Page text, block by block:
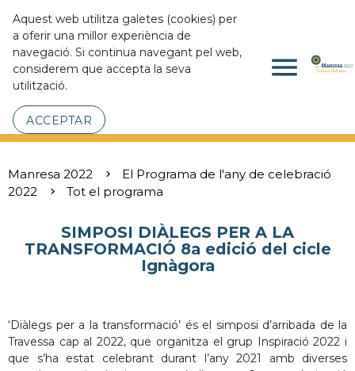
Aquest web utilitza galetes (cookies) per
a oferir una millor experiència de
navegació. Si continua navegant pel web,
considerem que accepta la seva
utilització.
ACCEPTAR
menu
Manresa 2022
El Programa de l'any de celebració
2022
Tot el programa
SIMPOSI DIÀLEGS PER A LA
TRANSFORMACIÓ 8a edició del cicle
Ignàgora
‘Diàlegs per a la transformació’ és el simposi d’arribada de la
Travessa cap al 2022, que organitza el grup Inspiració 2022 i
que s’ha estat celebrant durant l’any 2021 amb diverses